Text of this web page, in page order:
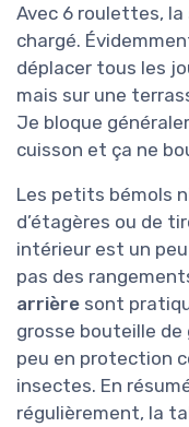
Avec 6 roulettes,
chargé.
déplacer tous les
mais sur une
Je bloque
cuisson et ça ne
Les petits bémols
d’étagères ou de
intérieur est un
pas des
arrière sont
grosse bouteille de
peu en protection
insectes. En
régulièrement, la